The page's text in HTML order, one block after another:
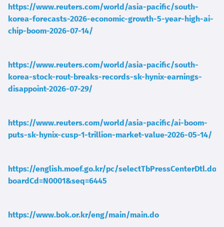
https://www.reuters.com/world/asia-pacific/south-
korea-forecasts-2026-economic-growth-5-year-high-ai-
chip-boom-2026-07-14/
https://www.reuters.com/world/asia-pacific/south-
korea-stock-rout-breaks-records-sk-hynix-earnings-
disappoint-2026-07-29/
https://www.reuters.com/world/asia-pacific/ai-boom-
puts-sk-hynix-cusp-1-trillion-market-value-2026-05-14/
https://english.moef.go.kr/pc/selectTbPressCenterDtl.do?
boardCd=N0001&seq=6445
https://www.bok.or.kr/eng/main/main.do